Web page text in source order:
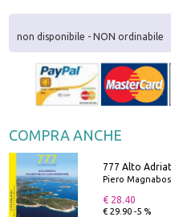
non disponibile - NON ordinabile
COMPRA ANCHE
Piero
€ 28.40
€ 29.90 -5 %